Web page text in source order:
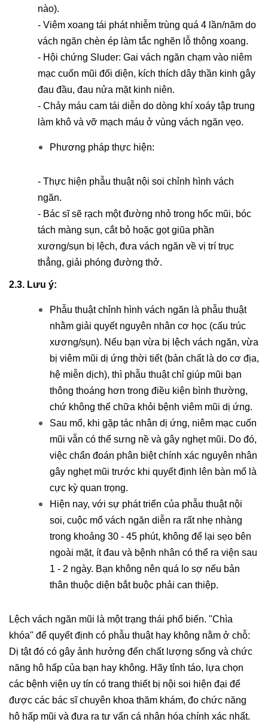
nào).
- Viêm xoang tái phát nhiễm trùng quá 4 lần/năm do
vách ngăn chèn ép làm tắc nghẽn lỗ thông xoang.
- Hội chứng Sluder: Gai vách ngăn chạm vào niêm
mạc cuốn mũi đối diện, kích thích dây thần kinh gây
đau đầu, đau nửa mặt kinh niên.
- Chảy máu cam tái diễn do dòng khí xoáy tập trung
làm khô và vỡ mạch máu ở vùng vách ngăn vẹo.
Phương pháp thực hiện:
- Thực hiện phẫu thuật nội soi chỉnh hình vách
ngăn.
- Bác sĩ sẽ rạch một đường nhỏ trong hốc mũi, bóc
tách màng sụn, cắt bỏ hoặc gọt giũa phần
xương/sụn bị lệch, đưa vách ngăn về vị trí trục
thẳng, giải phóng đường thở.
2.3. Lưu ý:
Phẫu thuật chỉnh hình vách ngăn là phẫu thuật
nhằm giải quyết nguyên nhân cơ học (cấu trúc
xương/sụn). Nếu bạn vừa bị lệch vách ngăn, vừa
bị viêm mũi dị ứng thời tiết (bản chất là do cơ địa,
hệ miễn dịch), thì phẫu thuật chỉ giúp mũi bạn
thông thoáng hơn trong điều kiện bình thường,
chứ không thể chữa khỏi bệnh viêm mũi dị ứng.
Sau mổ, khi gặp tác nhân dị ứng, niêm mạc cuốn
mũi vẫn có thể sưng nề và gây nghẹt mũi. Do đó,
việc chẩn đoán phân biệt chính xác nguyên nhân
gây nghẹt mũi trước khi quyết định lên bàn mổ là
cực kỳ quan trọng.
Hiện nay, với sự phát triển của phẫu thuật nội
soi, cuộc mổ vách ngăn diễn ra rất nhẹ nhàng
trong khoảng 30 - 45 phút, không để lại sẹo bên
ngoài mặt, ít đau và bệnh nhân có thể ra viện sau
1 - 2 ngày. Bạn không nên quá lo sợ nếu bản
thân thuộc diện bắt buộc phải can thiệp.
Lệch vách ngăn mũi là một trạng thái phổ biến. "Chìa
khóa" để quyết định có phẫu thuật hay không nằm ở chỗ:
Dị tật đó có gây ảnh hưởng đến chất lượng sống và chức
năng hô hấp của bạn hay không. Hãy tỉnh táo, lựa chọn
các bệnh viện uy tín có trang thiết bị nội soi hiện đại để
được các bác sĩ chuyên khoa thăm khám, đo chức năng
hô hấp mũi và đưa ra tư vấn cá nhân hóa chính xác nhất.